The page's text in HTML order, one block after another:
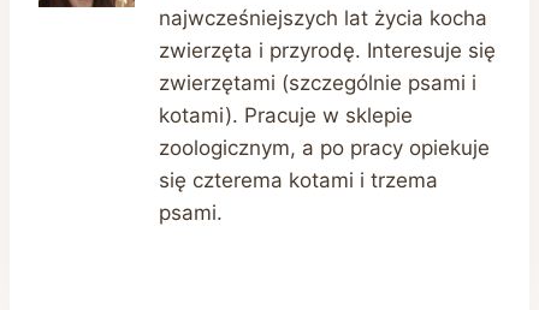
najwcześniejszych lat życia kocha
zwierzęta i przyrodę. Interesuje się
zwierzętami (szczególnie psami i
kotami). Pracuje w sklepie
zoologicznym, a po pracy opiekuje
się czterema kotami i trzema
psami.